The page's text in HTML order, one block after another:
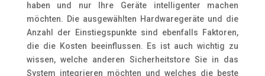
haben und nur Ihre Geräte intelligenter machen
möchten. Die ausgewählten Hardwaregeräte und die
Anzahl der Einstiegspunkte sind ebenfalls Faktoren,
die die Kosten beeinflussen. Es ist auch wichtig zu
wissen, welche anderen Sicherheitstore Sie in das
System integrieren möchten und welches die beste